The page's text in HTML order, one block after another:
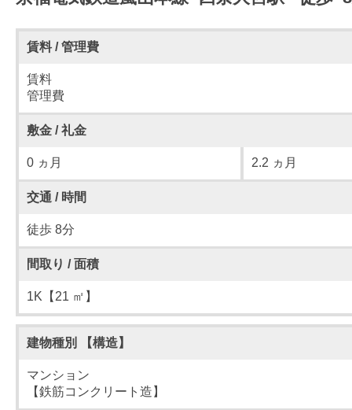
賃料 / 管理費
賃料
管理費
敷金 / 礼金
0 ヵ月 2.2 ヵ月
交通 / 時間
徒歩 8分
間取り / 面積
1K【21 ㎡】
建物種別 【構造】
マンション
【鉄筋コンクリート造】